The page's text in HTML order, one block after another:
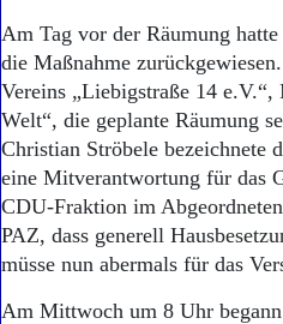
Am Tag vor der Räumung
die Maßnahme
Vereins „Liebigstraße 14
Welt“, die geplante Räumung
Christian Ströbele bezeichnete
eine Mitverantwortung für das
CDU-Fraktion im
PAZ, dass generell
müsse nun abermals für das
Am Mittwoch um 8 Uhr